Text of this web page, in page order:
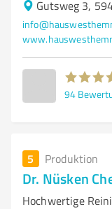
Gutsweg 3,
94
5 Produktion
Dr. Nüsken
Hochwertige